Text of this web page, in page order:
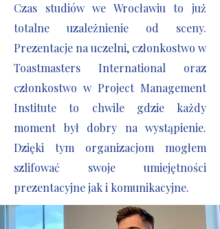
Czas studiów we Wrocławiu to już
totalne uzależnienie od sceny.
Prezentacje na uczelni, członkostwo w
Toastmasters International oraz
członkostwo w Project Management
Institute to chwile gdzie każdy
moment był dobry na wystąpienie.
Dzięki tym organizacjom mogłem
szlifować swoje umiejętności
prezentacyjne jak i komunikacyjne.